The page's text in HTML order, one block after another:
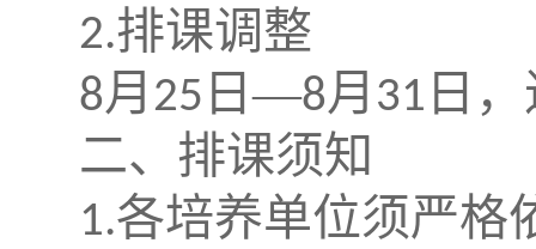
2.排课调整
8月 25 日—8月 31 日
二、排课须知
1.各培养单位须严格